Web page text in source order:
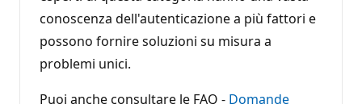
conoscenza dell'autenticazione a più fattori e
possono fornire soluzioni su misura a
problemi unici.
Puoi anche consultare le FAQ - Domande